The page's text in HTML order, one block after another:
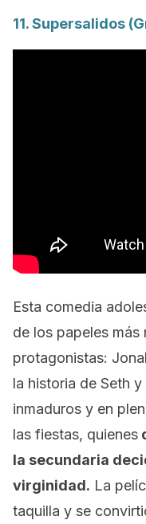
11.Supersalidos
Esta comedia
de los papeles
protagonistas:
la historia de Seth
inmaduros y en
las fiestas, quienes
la secundaria
virginidad. La
taquilla y se